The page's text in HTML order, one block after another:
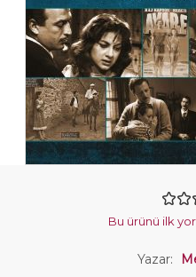
Bu ürünü ilk
Yazar: